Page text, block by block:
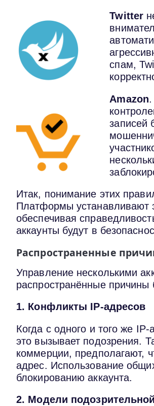
Twitter
спам,
Amazon
записей
Итак, понимание этих
Платформы устанавливают
обеспечивая
аккаунты будут в
Распространенные
Управление несколькими
распространённые причины
1. Конфликты IP-адресов
Когда с одного и того же
это вызывает подозрения.
коммерции, предполагают,
адрес. Использование
блокированию аккаунта.
2. Модели